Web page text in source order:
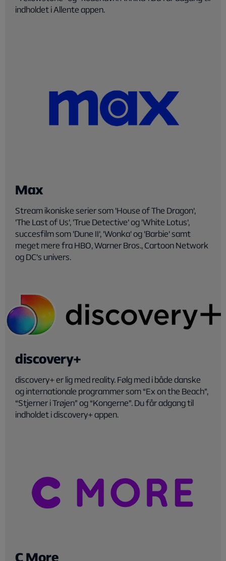
indholdet i Allente appen.
Max
Stream ikoniske serier som 'House of The Dragon',
'The Last of Us', 'True Detective' og 'White Lotus',
succesfilm som 'Dune II', 'Wonka' og 'Barbie' samt
meget mere fra HBO, Warner Bros., Cartoon Network
og DC's univers.
discovery+
discovery+ er lig med reality. Følg med i både danske
og internationale programmer som “Ex on the Beach”,
“Stjerner i Trøjen” og “Kongerne”. Du får adgang til
indholdet i discovery+ appen.
C More